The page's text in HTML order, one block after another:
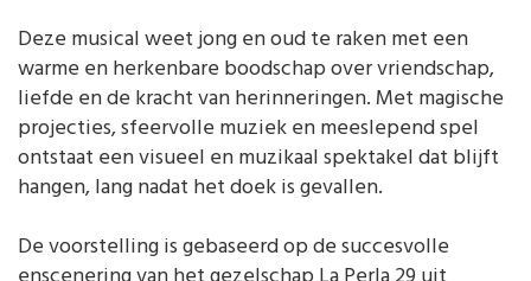
Deze musical weet jong en oud te raken met een
warme en herkenbare boodschap over vriendschap,
liefde en de kracht van herinneringen. Met magische
projecties, sfeervolle muziek en meeslepend spel
ontstaat een visueel en muzikaal spektakel dat blijft
hangen, lang nadat het doek is gevallen.
De voorstelling is gebaseerd op de succesvolle